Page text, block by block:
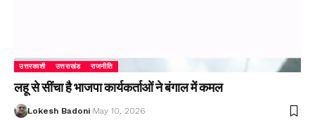
उत्तरकाशी उत्तराखंड राजनीति
लहू से सींचा है भाजपा कार्यकर्ताओं ने बंगाल में कमल
Lokesh Badoni May 10, 2026